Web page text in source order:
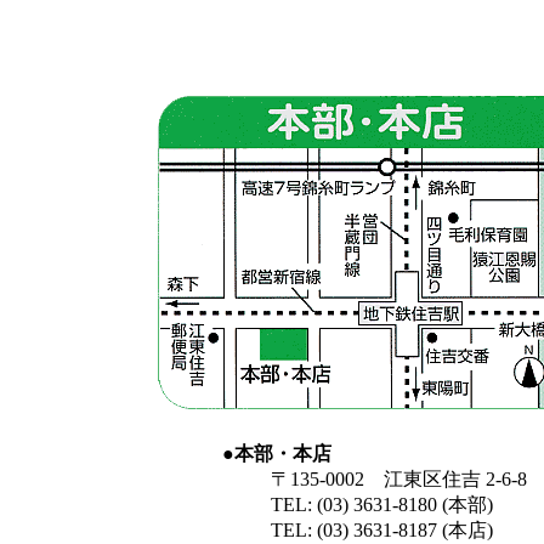
●本部・本店
〒135-0002 江東区住吉 2-6-8
TEL: (03) 3631-8180 (本部)
TEL: (03) 3631-8187 (本店)